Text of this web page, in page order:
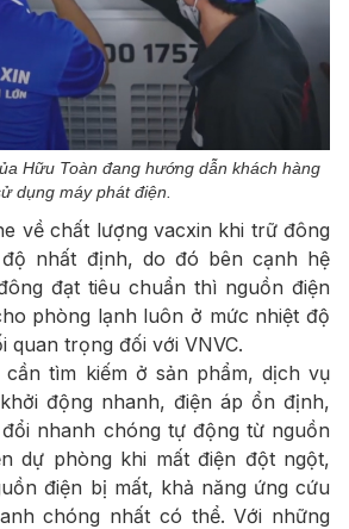
Hữu Toàn đang hướng dẫn khách hàng
dụng máy phát điện.
về chất lượng vacxin khi trữ đông
nhất định, do đó bên cạnh hệ
đạt tiêu chuẩn thì nguồn điện
phòng lạnh luôn ở mức nhiệt độ
quan trọng đối với VNVC.
cần tìm kiếm ở sản phẩm, dịch vụ
động nhanh, điện áp ổn định,
nhanh chóng tự động từ nguồn
dự phòng khi mất điện đột ngột,
điện bị mất, khả năng ứng cứu
chóng nhất có thể. Với những